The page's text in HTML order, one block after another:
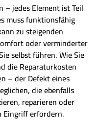
– jedes Element ist Teil
muss funktionsfähig
zu steigenden
oder verminderter
selbst führen. Wie Sie
die Reparaturkosten
– der Defekt eines
die ebenfalls
reparieren oder
Eingriff erfordern.